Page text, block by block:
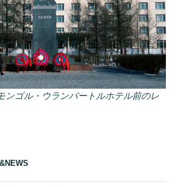
ンゴル・ウランバートルホテル前のレ